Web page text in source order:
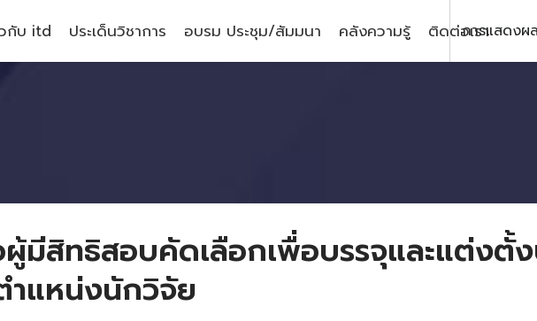
กับ itd ประเด็นวิชาการ อบรม ประชุม/สัมมนา คลังความรู้ ติดต่อเราการแสดงผล
ผู้มีสิทธิสอบคัดเลือกเพื่อบรรจุและแต่งตั้
ำแหน่งนักวิจัย